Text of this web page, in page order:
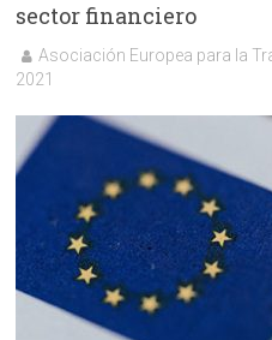
sector financiero
Asociación Europea para la
2021